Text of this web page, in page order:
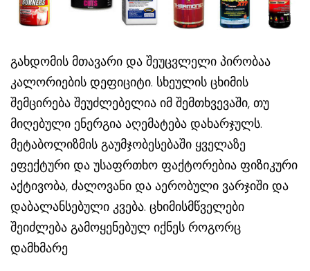
გახდომის მთავარი და შეუცვლელი პირობაა
კალორიების დეფიციტი. სხეულის ცხიმის
შემცირება შეუძლებელია იმ შემთხვევაში, თუ
მიღებული ენერგია აღემატება დახარჯულს.
მეტაბოლიზმის გაუმჯობესებაში ყველაზე
ეფექტური და უსაფრთხო ფაქტორებია ფიზიკური
აქტივობა, ძალოვანი და აერობული ვარჯიში და
დაბალანსებული კვება. ცხიმისმწველები
შეიძლება გამოყენებულ იქნეს როგორც
დამხმარე